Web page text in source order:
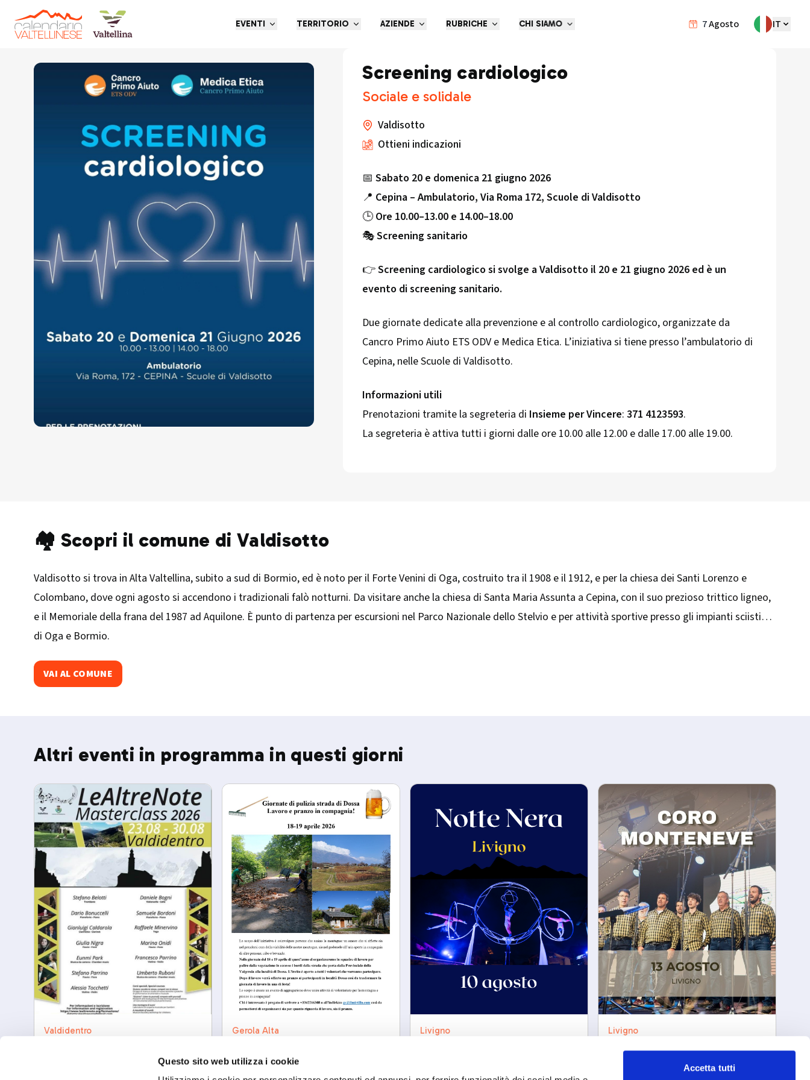
Questo sito web utilizza i cookie
Accetta tutti
7Agosto IT
EVENTI TERRITORIO AZIENDE RUBRICHE CHI SIAMO
Torna indietro
Screening cardiologico
Sociale e solidale
Valdisotto
Ottieni indicazioni
📅Sabato 20 e domenica 21 giugno 2026
📍 Cepina – Ambulatorio, Via Roma 172, Scuole di Valdisotto
🕒Ore 10.00–13.00 e 14.00–18.00
🎭Screening sanitario
👉Screening cardiologico si svolge a Valdisotto il 20 e 21 giugno 2026 ed è un
evento di screening sanitario.
Due giornate dedicate alla prevenzione e al controllo cardiologico, organizzate da
Cancro Primo Aiuto ETS ODV e Medica Etica. L’iniziativa si tiene presso l’ambulatorio di
Cepina, nelle Scuole di Valdisotto.
Informazioni utili
Prenotazioni tramite la segreteria di Insieme per Vincere:371 4123593.
La segreteria è attiva tutti i giorni dalle ore 10.00 alle 12.00 e dalle 17.00 alle 19.00.
🏘️ Scopri il comune di Valdisotto
Valdisotto si trova in Alta Valtellina, subito a sud di Bormio, ed è noto per il Forte Venini di Oga, costruito tra il 1908 e il 1912, e per la chiesa dei Santi Lorenzo e
Colombano, dove ogni agosto si accendono i tradizionali falò notturni. Da visitare anche la chiesa di Santa Maria Assunta a Cepina, con il suo prezioso trittico ligneo,
e il Memoriale della frana del 1987 ad Aquilone. È punto di partenza per escursioni nel Parco Nazionale dello Stelvio e per attività sportive presso gli impianti sciistici
di Oga e Bormio.
VAI AL COMUNE
Altri eventi in programma in questi giorni
Valdidentro Gerola Alta
Dossa
ven, 18/04/2206
Livigno Livigno
gio, 13/08/2026